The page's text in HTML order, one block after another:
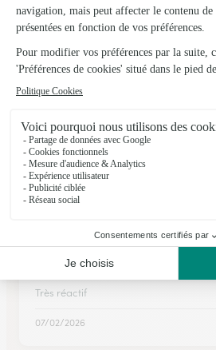
manquait le sachet de conservation à
★ ★ ★ ★
Je ne me base que sur la réception
Je ne me base que sur la réception et
cette commande. J'apprécierai plus
25/04/2026
★ ★ ★ ★ ★
Très réactif
Très réactif
07/02/2026